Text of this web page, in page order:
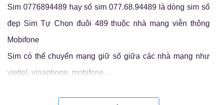
Sim 0776894489 hay số sim 077.68.94489 là dòng sim số
đẹp Sim Tự Chọn đuôi 489 thuộc nhà mạng viễn thông
Mobifone
Sim có thể chuyển mạng giữ số giữa các nhà mạng như
viettel, vinaphone, mobifone…